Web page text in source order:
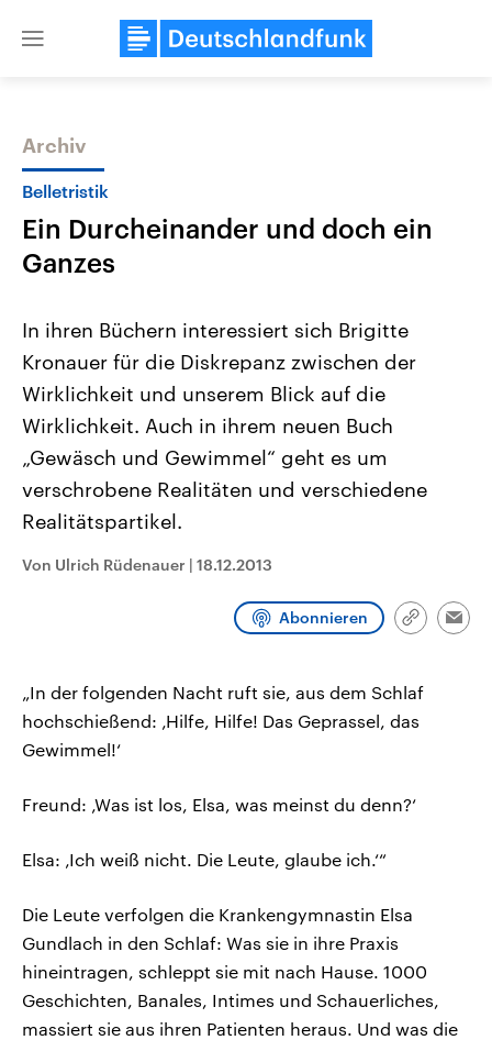
Close
Themen
Landtagswahl Sachsen-Anhalt
2026
Alle Informationen
Sachsen-Anhalt wählt am 6.
September 2026 einen neuen
Landtag. Seit 2021 wird das
Bundesland von einer Koalition aus
Umfragen, Prognosen,
und Hintergründe zu den Parteien
und Kandidaten der anstehenden
USA
Aktuelle Beiträge,
Hintergründe
Wirtschaftlich und
gehören die Vereinigten
den mächtigsten Ländern
mit großem Einfluss auf
Sendungen Programm
Archiv
Belletristik
Ein Durcheinander und doch ein
Ganzes
In ihren Büchern interessiert sich Brigitte
Kronauer für die Diskrepanz zwischen der
Wirklichkeit und unserem Blick auf die
Wirklichkeit. Auch in ihrem neuen Buch
„Gewäsch und Gewimmel“ geht es um
verschrobene Realitäten und verschiedene
Realitätspartikel.
Von Ulrich Rüdenauer | 18.12.2013
Abonnieren
Link
„In der folgenden Nacht ruft sie, aus dem Schlaf
hochschießend: ‚Hilfe, Hilfe! Das Geprassel, das
Gewimmel!‘
Freund: ‚Was ist los, Elsa, was meinst du denn?‘
Elsa: ‚Ich weiß nicht. Die Leute, glaube ich.‘“
Die Leute verfolgen die Krankengymnastin Elsa
Gundlach in den Schlaf: Was sie in ihre Praxis
hineintragen, schleppt sie mit nach Hause. 1000
Geschichten, Banales, Intimes und Schauerliches,
massiert sie aus ihren Patienten heraus. Und was die